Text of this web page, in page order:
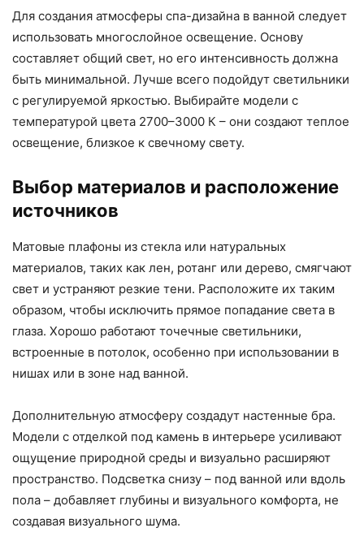
Для создания атмосферы спа-дизайна в ванной следует
использовать многослойное освещение. Основу
составляет общий свет, но его интенсивность должна
быть минимальной. Лучше всего подойдут светильники
с регулируемой яркостью. Выбирайте модели с
температурой цвета 2700–3000 К – они создают теплое
освещение, близкое к свечному свету.
Выбор материалов и расположение
источников
Матовые плафоны из стекла или натуральных
материалов, таких как лен, ротанг или дерево, смягчают
свет и устраняют резкие тени. Расположите их таким
образом, чтобы исключить прямое попадание света в
глаза. Хорошо работают точечные светильники,
встроенные в потолок, особенно при использовании в
нишах или в зоне над ванной.
Дополнительную атмосферу создадут настенные бра.
Модели с отделкой под камень в интерьере усиливают
ощущение природной среды и визуально расширяют
пространство. Подсветка снизу – под ванной или вдоль
пола – добавляет глубины и визуального комфорта, не
создавая визуального шума.